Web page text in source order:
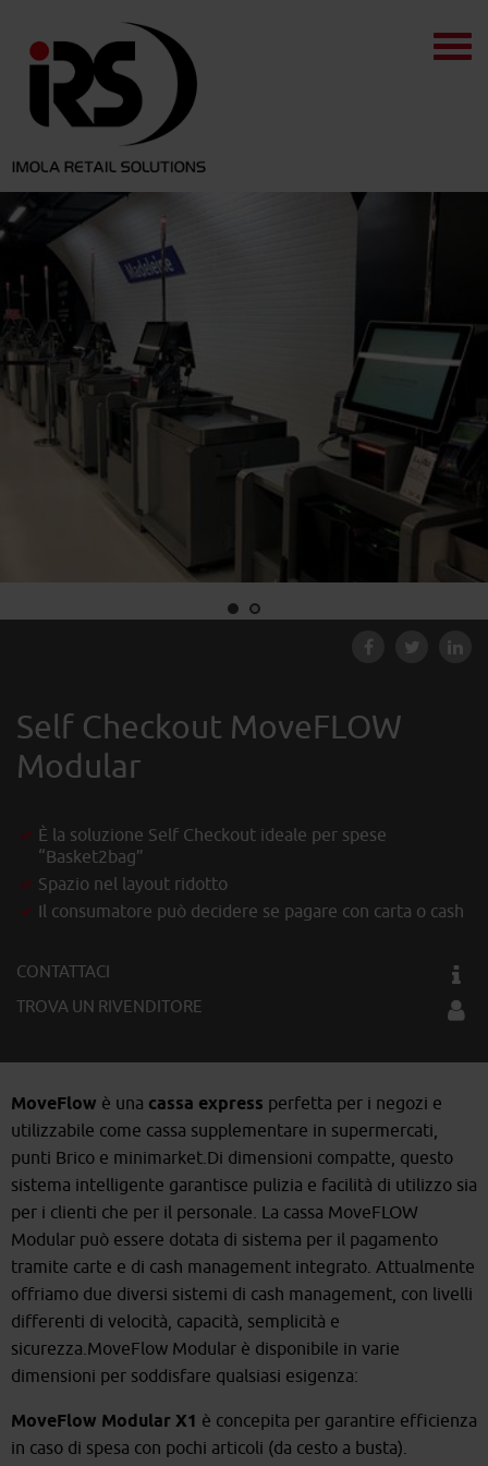
Self Checkout MoveFLOW
Modular
È la soluzione Self Checkout ideale per spese
“Basket2bag”
Spazio nel layout ridotto
Il consumatore può decidere se pagare con carta o cash
CONTATTACI
TROVA UN RIVENDITORE
MoveFlow è una cassa express perfetta per i negozi e
utilizzabile come cassa supplementare in supermercati,
punti Brico e minimarket.Di dimensioni compatte, questo
sistema intelligente garantisce pulizia e facilità di utilizzo sia
per i clienti che per il personale. La cassa MoveFLOW
Modular può essere dotata di sistema per il pagamento
tramite carte e di cash management integrato. Attualmente
offriamo due diversi sistemi di cash management, con livelli
differenti di velocità, capacità, semplicità e
sicurezza.MoveFlow Modular è disponibile in varie
dimensioni per soddisfare qualsiasi esigenza:
MoveFlow Modular X1 è concepita per garantire efficienza
in caso di spesa con pochi articoli (da cesto a busta).